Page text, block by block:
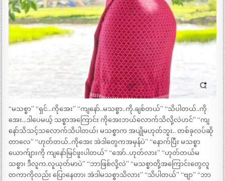
“မသစ္စာ” “ရှင်…ကိုအေး” “ကျနော်..မသစ္စာ..ကို.ချစ်တယ်” “သိပါတယ်..ကို
အေး…ဒါပေမယ့် သစ္စာအကြောင်း ကိုအေးဘယ်လောက်သိလို့လဲဟင်” “ကျ
နော်သိသင့်သလောက်သိပါတယ်၊ မသစ္စာက အပျိုမဟုတ်ဘူး.. တစ်ခုလပ်ဆို
တာလေ” “ဟုတ်တယ်..ကိုအေး အဲဒါတွေကအမှန်ပဲ” “နောက်ပြီး မသစ္စာ
ယောက်ျားကို ကျနော်မြင်ဖူးပါတယ်” “အော်..ဟုတ်လား” “ဟုတ်တယ်မ
သစ္စာ၊ ဒီလူက.လူယုတ်မာပဲ” “ဘာဖြစ်လို့လဲ” “မသစ္စာတို့အကြောင်းတွေလူ
တကာကိုလည်း ပြောနေတာ၊ အဲဒါမသစ္စာသိလား” “သိပါတယ်” “ဗျာ” “ဘာ